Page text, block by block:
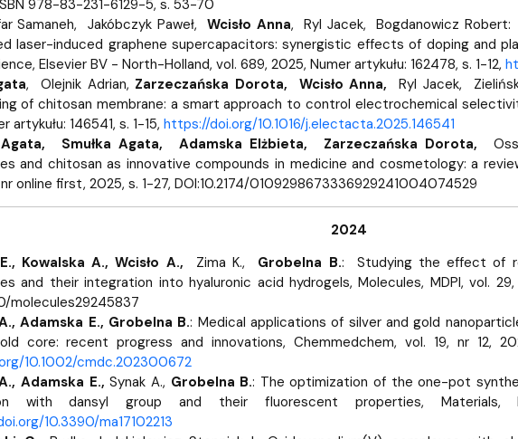
978-83-231-6129-5, s. 53-70
Samaneh, Jakóbczyk Paweł, Wcisło Anna, Ryl Jacek, Bogdanowicz
laser-induced graphene supercapacitors: synergistic effects of doping and
Elsevier BV - North-Holland, vol. 689, 2025, Numer artykułu: 162478, s. 1-12,
, Olejnik Adrian, Zarzeczańska Dorota, Wcisło Anna, Ryl Jacek,
of chitosan membrane: a smart approach to control electrochemical
artykułu: 146541, s. 1-15, https://doi.org/10.1016/j.electacta.2025.146541
Agata, Smułka Agata, Adamska Elżbieta, Zarzeczańska Dorota,
and chitosan as innovative compounds in medicine and cosmetology: a
online first, 2025, s. 1-27, DOI:10.2174/0109298673336929241004074529
2024
Kowalska A.,Wcisło A., Zima K., Grobelna B.:
Studying the effect of
and their integration into hyaluronic acid hydrogels, Molecules, MDPI, vol.
molecules29245837
Adamska E., Grobelna B.: Medical applications of silver and gold
core: recent progress and innovations, Chemmedchem, vol. 19, nr 12,
10.1002/cmdc.202300672
Adamska E., Synak A., Grobelna B.: The optimization of the one-pot
with dansyl group and their fluorescent properties,
10.3390/ma17102213